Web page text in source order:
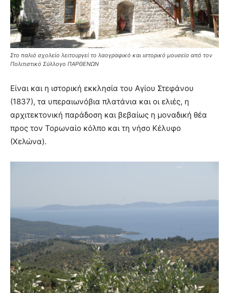
Στο παλιό σχολείο λειτουργεί το λαογραφικό και ιστορικό μουσείο από τον
Πολιτιστικό Σύλλογο ΠΑΡΘΕΝΩΝ
Είναι και η ιστορική εκκλησία του Αγίου Στεφάνου
(1837), τα υπεραιωνόβια πλατάνια και οι ελιές, η
αρχιτεκτονική παράδοση και βεβαίως η μοναδική θέα
προς τον Τορωναίο κόλπο και τη νήσο Κέλυφο
(Χελώνα).